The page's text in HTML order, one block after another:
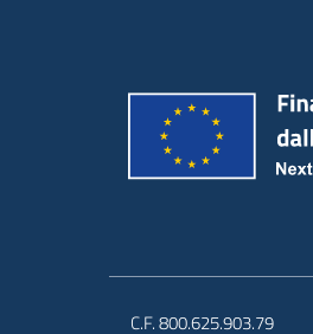
C.F. 800.625.903.79